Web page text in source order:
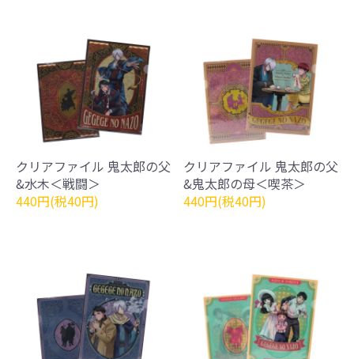
クリアファイル 鬼太郎の父
&水木＜戦闘＞
440円(税40円)
クリアファイル 鬼太郎の父
&鬼太郎の母＜喫茶＞
440円(税40円)